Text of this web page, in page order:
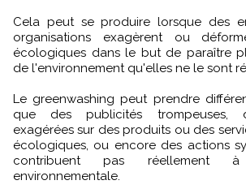
Cela peut se produire lorsque des
organisations exagèrent ou
écologiques dans le but de paraître
de l'environnement qu'elles ne le sont
Le greenwashing peut prendre
que des publicités trompeuses,
exagérées sur des produits ou des
écologiques, ou encore des actions
contribuent pas réellement
environnementale.